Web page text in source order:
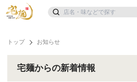
トップ お知らせ
宅麺からの新着情報